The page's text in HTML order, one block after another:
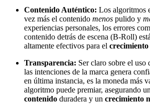
Contenido Auténtico: Los algoritmos
vez más el contenido menos pulido y
experiencias personales, los errores
contenido detrás de escena (B-Roll)
altamente efectivos para el
Transparencia: Ser claro sobre el
las intenciones de la marca genera
en última instancia, es la moneda más
algoritmo puede premiar, asegurando
contenido duradera y un crecimiento